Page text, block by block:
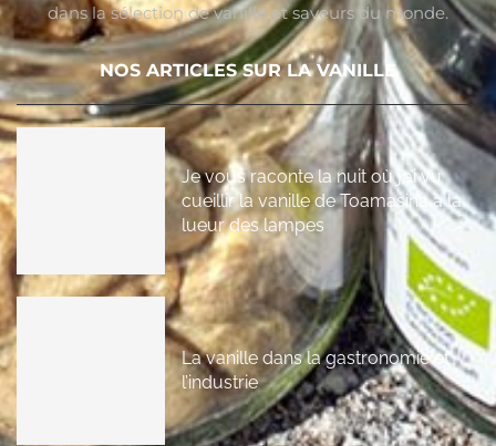
dans la sélection de vanille et saveurs du monde.
NOS ARTICLES SUR LA VANILLE
Je vous raconte la nuit où j’ai vu
cueillir la vanille de Toamasina à la
lueur des lampes
La vanille dans la gastronomie et
l’industrie